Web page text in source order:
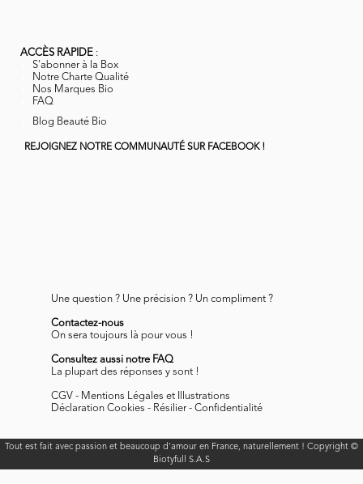
ACCÈS RAPIDE :
S'abonner à la Box
Notre Charte Qualité
Nos Marques Bio
FAQ
Blog Beauté Bio
REJOIGNEZ NOTRE COMMUNAUTÉ SUR FACEBOOK !
Une question ? Une précision ? Un compliment ?
Contactez-nous
On sera toujours là pour vous !
Consultez aussi notre FAQ
La plupart des réponses y sont !
CGV - Mentions Légales et Illustrations
Déclaration Cookies - Résilier- Confidentialité
Tout est fait avec passion et beaucoup d'amour en France, naturellement ! Copyright ©
Biotyfull S.A.S